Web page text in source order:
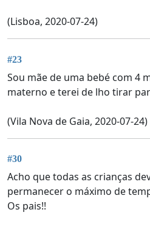
(Lisboa, 2020-07-24)
#23
Sou mãe de uma bebé com 4
materno e terei de lho tirar
(Vila Nova de Gaia, 2020-07-24)
#30
Acho que todas as crianças
permanecer o máximo de
Os pais!!